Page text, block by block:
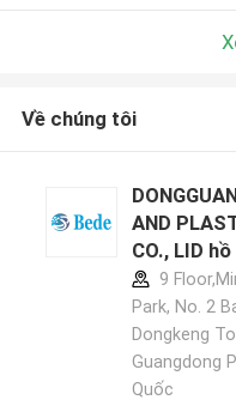
Về chúng tôi
AND
CO., LID
9
Park, No. 2
Dongkeng
Guangdong
Quốc